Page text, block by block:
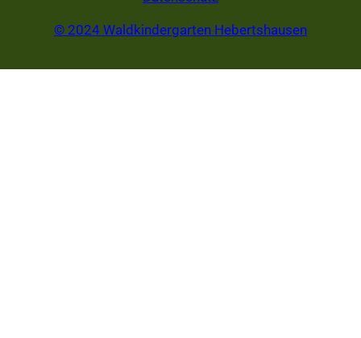
© 2024 Waldkindergarten Hebertshausen